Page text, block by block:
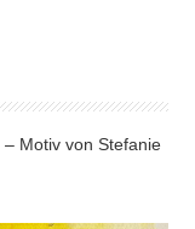
– Motiv von Stefanie